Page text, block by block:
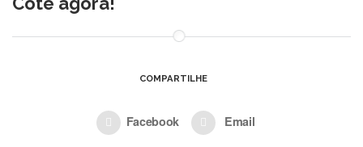
COMPARTILHE
Facebook Email